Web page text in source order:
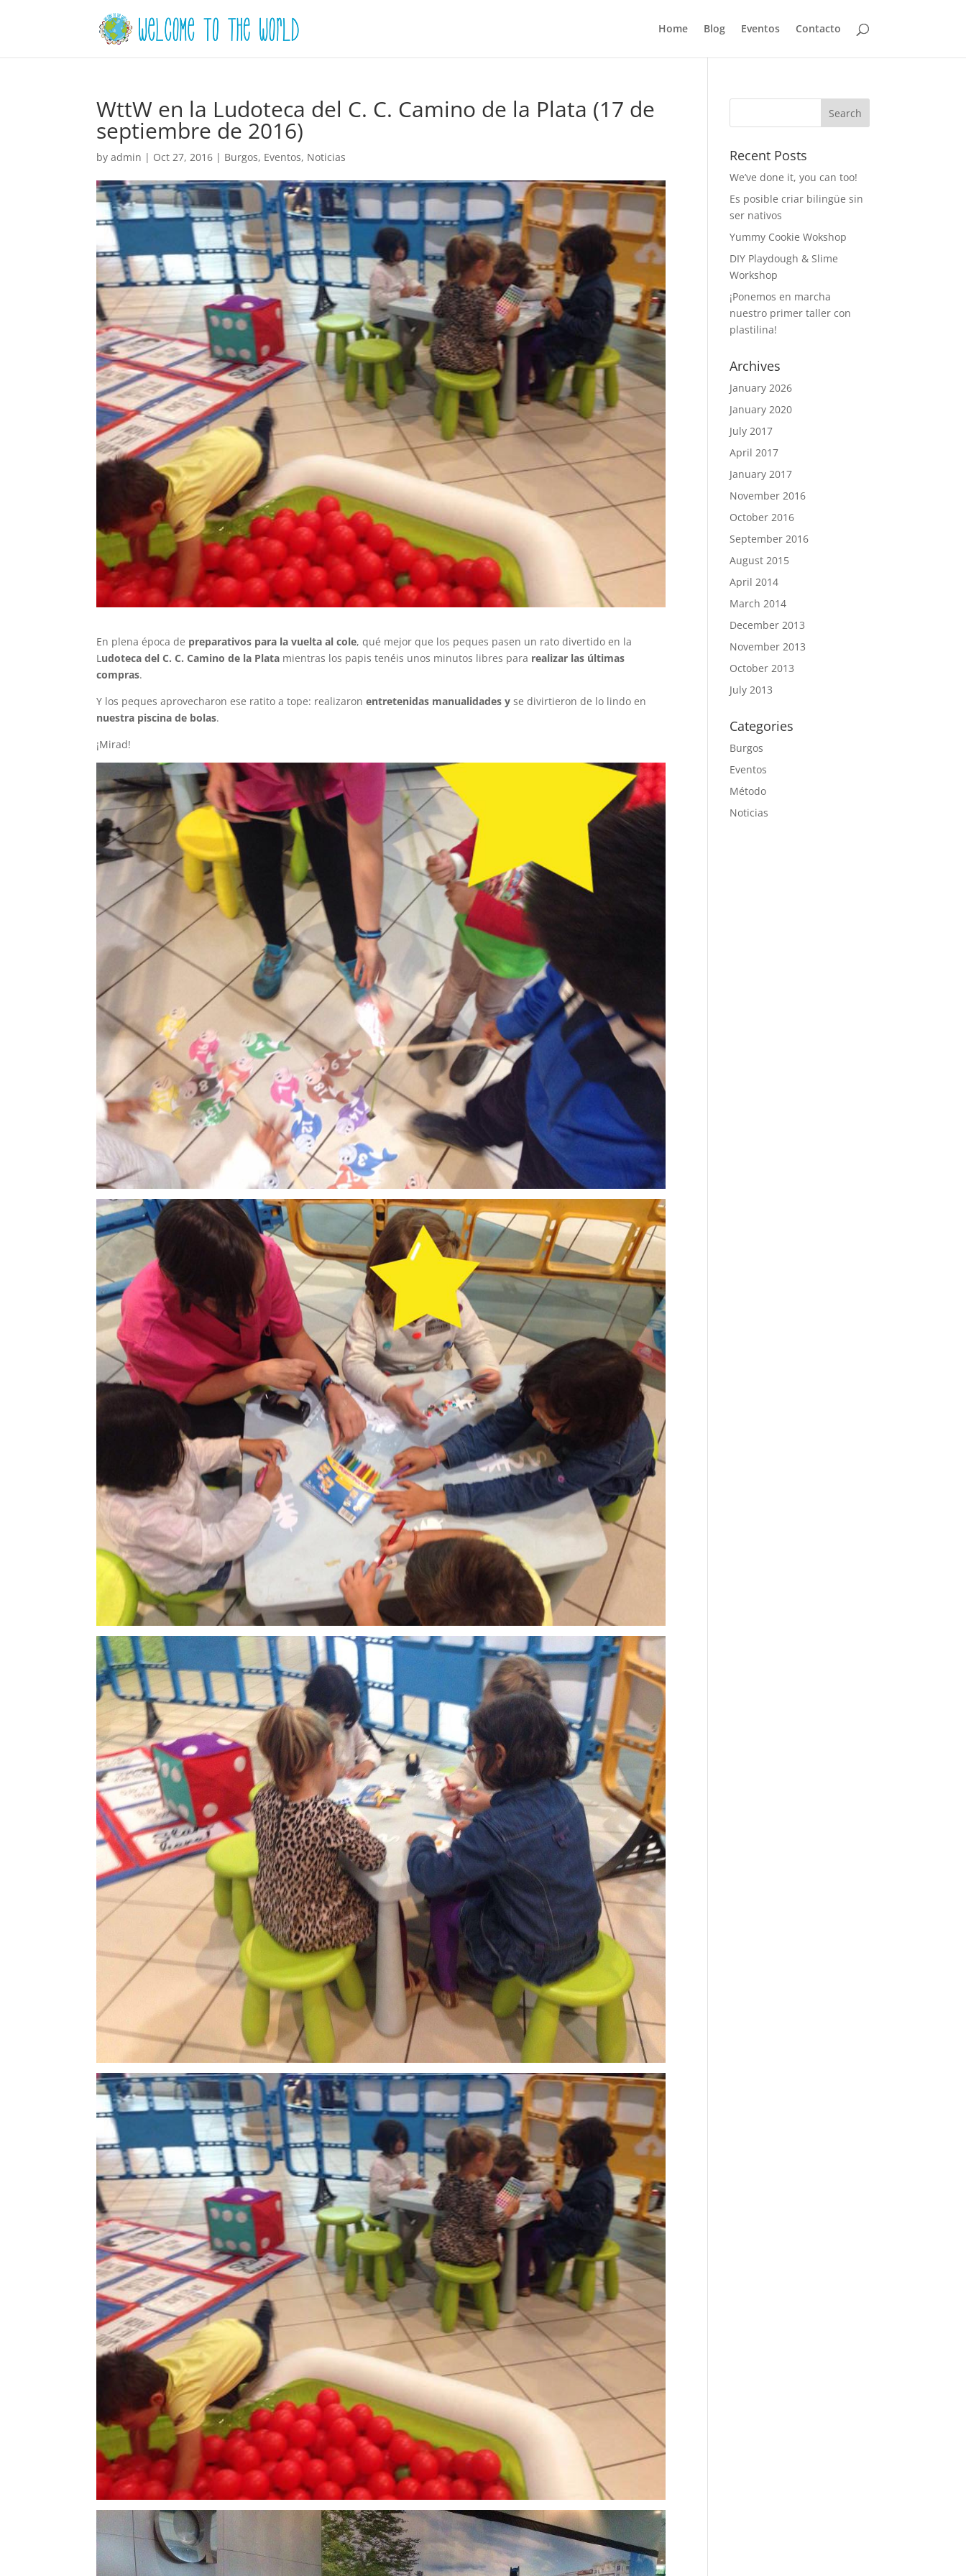
Home Blog Eventos Contacto
WttW en la Ludoteca del C. C. Camino de la Plata (17 de
septiembre de 2016)
byadmin | Oct 27, 2016 | Burgos, Eventos, Noticias
En plena época de preparativos para la vuelta al cole, qué mejor que los peques pasen un rato divertido en la
L udoteca del C. C. Camino de la Plata mientras los papis tenéis unos minutos libres para realizar las últimas
compras.
Y los peques aprovecharon ese ratito a tope: realizaronentretenidas manualidades y se divirtieron de lo lindo en
nuestra piscina de bolas.
¡Mirad!
Recent Posts
We’ve done it, you can too!
Es posible criar bilingüe sin
ser nativos
Yummy Cookie Wokshop
DIY Playdough & Slime
Workshop
¡Ponemos en marcha
nuestro primer taller con
plastilina!
Archives
January 2026
January 2020
July 2017
April 2017
January 2017
November 2016
October 2016
September 2016
August 2015
April 2014
March 2014
December 2013
November 2013
October 2013
July 2013
Categories
Burgos
Eventos
Método
Noticias